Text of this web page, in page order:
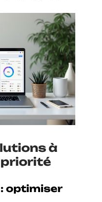
à
priorité
optimiser